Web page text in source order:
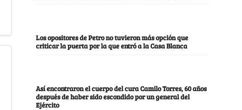
Los opositores de Petro no tuvieron más opción que
criticar la puerta por la que entró a la Casa Blanca
Así encontraron el cuerpo del cura Camilo Torres, 60 años
después de haber sido escondido por un general del
Ejército